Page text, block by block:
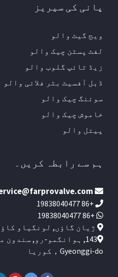
پانی کی سیریز
ویج گیٹ والو
لفٹ پسٹن چیک والو
زیڈ ٹائپ گلوب والو
ڈبل آفسیٹ بٹر فلائی والو
سوئنگ چیک والو
خاموش چیک والو
پیتل والو
ہم سے رابطہ کریں۔
+86 19838040477
+86 19838040477
ژیان گاؤں, لونگیاو
Gyeonggi-do，کوریا